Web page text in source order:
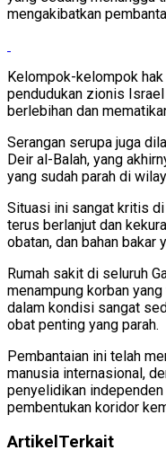
mengakibatkan
Kelompok-kelompok
pendudukan zionis
berlebihan dan
Serangan serupa juga
Deir al-Balah, yang
yang sudah parah di
Situasi ini sangat kritis
terus berlanjut dan
obatan, dan bahan bakar
Rumah sakit di seluruh
menampung korban
dalam kondisi sangat
obat penting yang parah.
Pembantaian ini telah
manusia internasional,
penyelidikan
pembentukan koridor
Artikel Terkait